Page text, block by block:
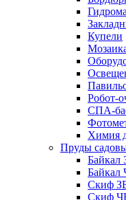
Купели
Робот-
СПА-
Химия
Пруды
Скиф
Скиф